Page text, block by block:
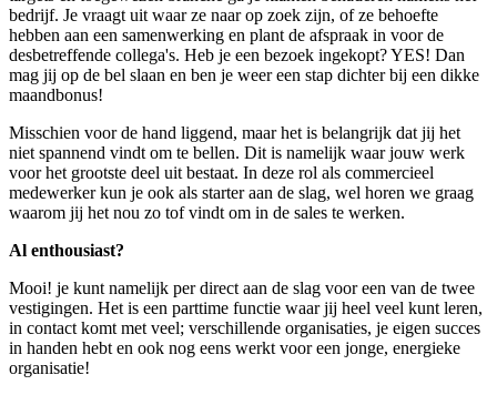
bedrijf. Je vraagt uit waar ze naar op zoek zijn, of ze behoefte
hebben aan een samenwerking en plant de afspraak in voor de
desbetreffende collega's. Heb je een bezoek ingekopt? YES! Dan
mag jij op de bel slaan en ben je weer een stap dichter bij een dikke
maandbonus!
Misschien voor de hand liggend, maar het is belangrijk dat jij het
niet spannend vindt om te bellen. Dit is namelijk waar jouw werk
voor het grootste deel uit bestaat. In deze rol als commercieel
medewerker kun je ook als starter aan de slag, wel horen we graag
waarom jij het nou zo tof vindt om in de sales te werken.
Al enthousiast?
Mooi! je kunt namelijk per direct aan de slag voor een van de twee
vestigingen. Het is een parttime functie waar jij heel veel kunt leren,
in contact komt met veel; verschillende organisaties, je eigen succes
in handen hebt en ook nog eens werkt voor een jonge, energieke
organisatie!